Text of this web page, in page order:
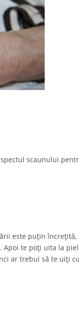
scaunului
este puțin
te poți uita la
ar trebui să te uiți